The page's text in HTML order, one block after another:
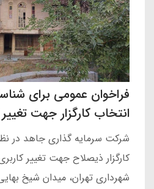
فراخوان عمومی برای
انتخاب کارگزار جهت
شرکت سرمایه گذاری جاهد در
شهرداری تهران، میدان شیخ